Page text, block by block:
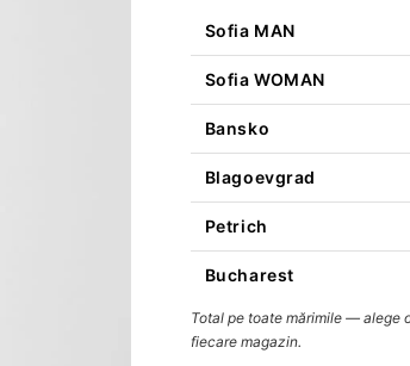
Sofia MAN
Sofia WOMAN
Bansko
Blagoevgrad
Petrich
Bucharest
Total pe toate mărimile — alege
fiecare magazin.